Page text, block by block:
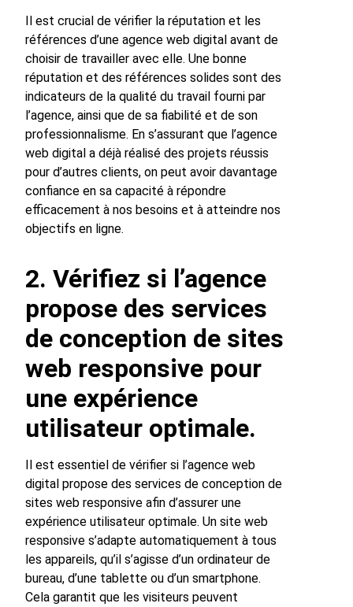
Il est crucial de vérifier la réputation et les
références d’une agence web digital avant de
choisir de travailler avec elle. Une bonne
réputation et des références solides sont des
indicateurs de la qualité du travail fourni par
l’agence, ainsi que de sa fiabilité et de son
professionnalisme. En s’assurant que l’agence
web digital a déjà réalisé des projets réussis
pour d’autres clients, on peut avoir davantage
confiance en sa capacité à répondre
efficacement à nos besoins et à atteindre nos
objectifs en ligne.
2. Vérifiez si l’agence
propose des services
de conception de sites
web responsive pour
une expérience
utilisateur optimale.
Il est essentiel de vérifier si l’agence web
digital propose des services de conception de
sites web responsive afin d’assurer une
expérience utilisateur optimale. Un site web
responsive s’adapte automatiquement à tous
les appareils, qu’il s’agisse d’un ordinateur de
bureau, d’une tablette ou d’un smartphone.
Cela garantit que les visiteurs peuvent